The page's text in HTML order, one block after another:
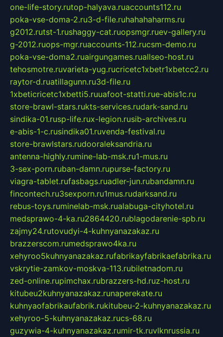
one-life-story.rutop-halyava.ruaccounts112.ru
poka-vse-doma-2.ru3-d-file.ruhahahaharms.ru
g2012.rutst-1.rushaggy-cat.ruopsmgr.ruev-gallery.ru
g-2012.ruops-mgr.ruaccounts-112.rucsm-demo.ru
poka-vse-doma2.ruairgungames.ruallseo-host.ru
tehosmotre.ruvarieta-yug.rucricetc1xbetr1xbetcc2.ru
raytor-d.ruatillagunn.ru3d-file.ru
1xbeticricetc1xbetti5.ruuafoot-statti.rue-abis1c.ru
store-brawl-stars.rukts-services.rudark-sand.ru
sindika-01.rusp-life.rux-legion.rusib-archives.ru
e-abis-1-c.rusindika01.ruvenda-festival.ru
store-brawlstars.rudooraleksandria.ru
antenna-highly.rumine-lab-msk.ru1-mus.ru
3-sex-porn.ruban-damn.rupurse-factory.ru
viagra-tablet.rufasbags.ruadler-jun.rubandamn.ru
fincontech.ru3sexporn.ru1mus.rudarksand.ru
rebus-toys.ruminelab-msk.rualabuga-cityhotel.ru
medsprawo-4-ka.ru2864420.rublagodarenie-spb.ru
zajmy24.rutovudyi-4-kuhnyanazakaz.ru
brazzerscom.rumedsprawo4ka.ru
xehyroo5kuhnyanazakaz.rufabrikayfabrikaefabrika.ru
vskrytie-zamkov-moskva-113.rubiletnadom.ru
zed-online.rupimchax.rubrazzers-hd.ruz-host.ru
kitubeu2kuhnyanazakaz.runaperekate.ru
kuhnyaofabrikaufabrik.rukitubeu-2-kuhnyanazakaz.ru
xehyroo-5-kuhnyanazakaz.rucs-68.ru
guzywia-4-kuhnyanazakaz.rumir-tk.ruvlknrussia.ru